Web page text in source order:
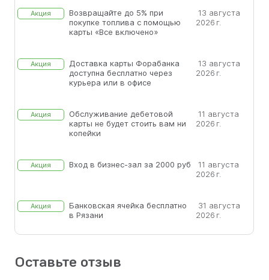
Акция
Возвращайте до 5% при
покупке топлива с помощью
карты «Все включено»
13 августа
2026 г.
Акция
Доставка карты Форабанка
доступна бесплатно через
курьера или в офисе
13 августа
2026 г.
Акция
Обслуживание дебетовой
карты не будет стоить вам ни
копейки
11 августа
2026 г.
Акция Вход в бизнес-зал за 2000 руб
11 августа
2026 г.
Акция
Банковская ячейка бесплатно
в Рязани
31 августа
2026 г.
Оставьте отзыв